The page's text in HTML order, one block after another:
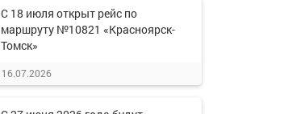
С 18 июля открыт рейс по
маршруту №10821 «Красноярск-
Томск»
16.07.2026